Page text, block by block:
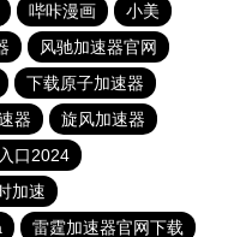
哔咔漫画
小美
风驰加速器官网
下载原子加速器
器
旋风加速器
口2024
加速
雷霆加速器官网下载